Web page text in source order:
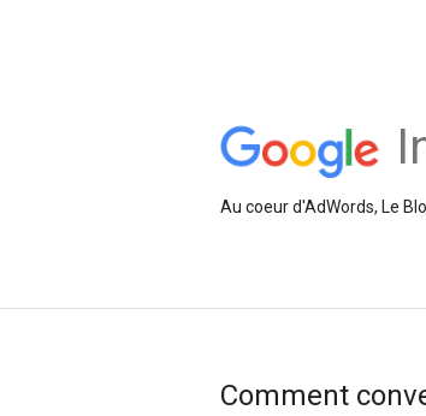
Au coeur d'AdWords, Le
Comment